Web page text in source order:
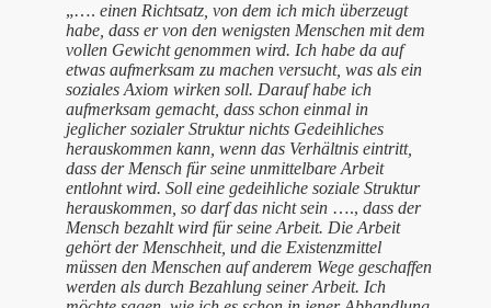
„…. einen Richtsatz, von dem ich mich überzeugt
habe, dass er von den wenigsten Menschen mit dem
vollen Gewicht genommen wird. Ich habe da auf
etwas aufmerksam zu machen versucht, was als ein
soziales Axiom wirken soll. Darauf habe ich
aufmerksam gemacht, dass schon einmal in
jeglicher sozialer Struktur nichts Gedeihliches
herauskommen kann, wenn das Verhältnis eintritt,
dass der Mensch für seine unmittelbare Arbeit
entlohnt wird. Soll eine gedeihliche soziale Struktur
herauskommen, so darf das nicht sein …., dass der
Mensch bezahlt wird für seine Arbeit. Die Arbeit
gehört der Menschheit, und die Existenzmittel
müssen den Menschen auf anderem Wege geschaffen
werden als durch Bezahlung seiner Arbeit. Ich